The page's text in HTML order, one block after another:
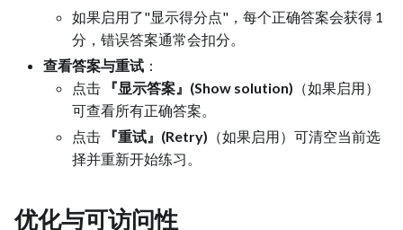
如果启用了"显示得分点"，每个正确答案会获得 1
分，错误答案通常会扣分。
查看答案与重试 ：
点击
『显示答案』(Show solution) （如果启用）
可查看所有正确答案。
点击
『重试』(Retry) （如果启用）可清空当前选
择并重新开始练习。
优化与可访问性